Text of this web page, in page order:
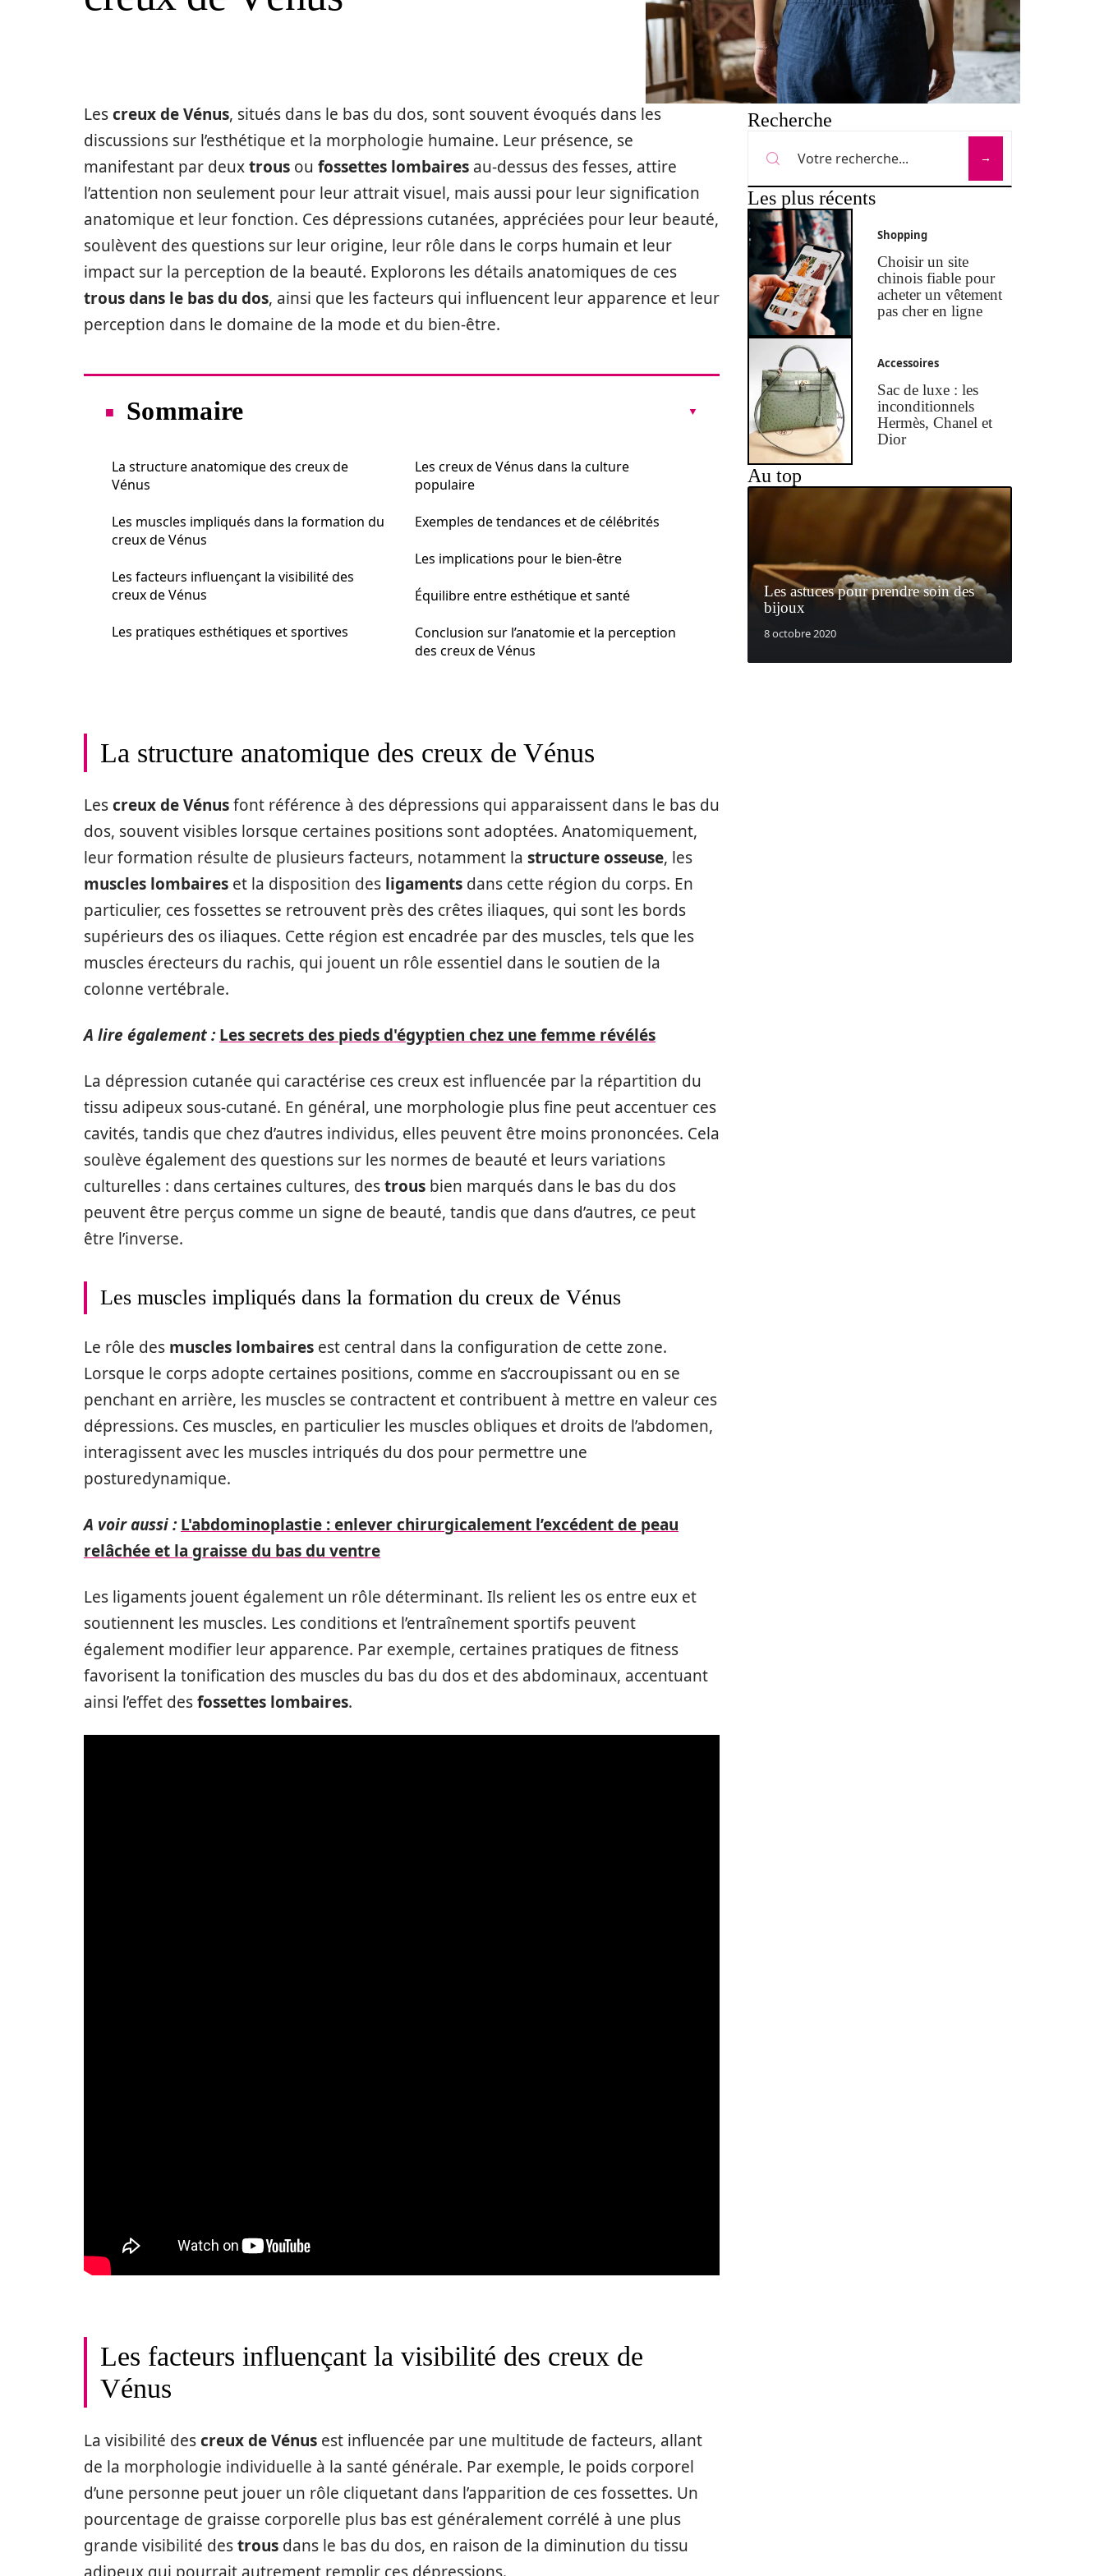
Lescreux de Vénus, situés dans le bas du dos, sont souvent évoqués dans les
discussions sur l’esthétique et la morphologie humaine. Leur présence, se
manifestant par deuxtrous ou fossettes lombaires au-dessus des fesses, attire
l’attention non seulement pour leur attrait visuel, mais aussi pour leur signification
anatomique et leur fonction. Ces dépressions cutanées, appréciées pour leur beauté,
soulèvent des questions sur leur origine, leur rôle dans le corps humain et leur
impact sur la perception de la beauté. Explorons les détails anatomiques de ces
trous dans le bas du dos, ainsi que les facteurs qui influencent leur apparence et leur
perception dans le domaine de la mode et du bien-être.
Sommaire
La structure anatomique des creux de
Vénus
Les muscles impliqués dans la formation du
creux de Vénus
Les facteurs influençant la visibilité des
creux de Vénus
Les pratiques esthétiques et sportives
Les creux de Vénus dans la culture
populaire
Exemples de tendances et de célébrités
Les implications pour le bien-être
Équilibre entre esthétique et santé
Conclusion sur l’anatomie et la perception
des creux de Vénus
La structure anatomique des creux de Vénus
Lescreux de Vénusfont référence à des dépressions qui apparaissent dans le bas du
dos, souvent visibles lorsque certaines positions sont adoptées. Anatomiquement,
leur formation résulte de plusieurs facteurs, notamment la structure osseuse, les
muscles lombaires et la disposition des ligaments dans cette région du corps. En
particulier, ces fossettes se retrouvent près des crêtes iliaques, qui sont les bords
supérieurs des os iliaques. Cette région est encadrée par des muscles, tels que les
muscles érecteurs du rachis, qui jouent un rôle essentiel dans le soutien de la
colonne vertébrale.
A lire également : Les secrets des pieds d'égyptien chez une femme révélés
La dépression cutanée qui caractérise ces creux est influencée par la répartition du
tissu adipeux sous-cutané. En général, une morphologie plus fine peut accentuer ces
cavités, tandis que chez d’autres individus, elles peuvent être moins prononcées. Cela
soulève également des questions sur les normes de beauté et leurs variations
culturelles : dans certaines cultures, destrous bien marqués dans le bas du dos
peuvent être perçus comme un signe de beauté, tandis que dans d’autres, ce peut
être l’inverse.
Les muscles impliqués dans la formation du creux de Vénus
Le rôle des muscles lombaires est central dans la configuration de cette zone.
Lorsque le corps adopte certaines positions, comme en s’accroupissant ou en se
penchant en arrière, les muscles se contractent et contribuent à mettre en valeur ces
dépressions. Ces muscles, en particulier les muscles obliques et droits de l’abdomen,
interagissent avec les muscles intriqués du dos pour permettre une
posturedynamique.
A voir aussi : L'abdominoplastie : enlever chirurgicalement l’excédent de peau
relâchée et la graisse du bas du ventre
Les ligaments jouent également un rôle déterminant. Ils relient les os entre eux et
soutiennent les muscles. Les conditions et l’entraînement sportifs peuvent
également modifier leur apparence. Par exemple, certaines pratiques de fitness
favorisent la tonification des muscles du bas du dos et des abdominaux, accentuant
ainsi l’effet desfossettes lombaires.
Les facteurs influençant la visibilité des creux de
Vénus
La visibilité descreux de Vénus est influencée par une multitude de facteurs, allant
de la morphologie individuelle à la santé générale. Par exemple, le poids corporel
d’une personne peut jouer un rôle cliquetant dans l’apparition de ces fossettes. Un
pourcentage de graisse corporelle plus bas est généralement corrélé à une plus
grande visibilité destrous dans le bas du dos, en raison de la diminution du tissu
Recherche
Les plus récents
Shopping
Choisir un site
chinois fiable pour
acheter un vêtement
pas cher en ligne
Accessoires
Sac de luxe : les
inconditionnels
Hermès, Chanel et
Dior
Au top
Les astuces pour prendre soin des
bijoux
8 octobre 2020